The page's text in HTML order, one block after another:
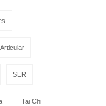
SER
Tai Chi